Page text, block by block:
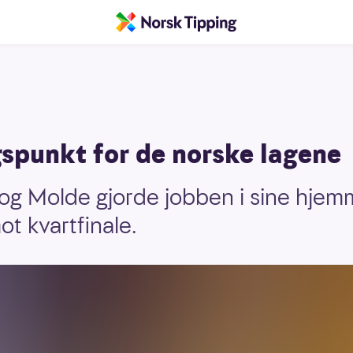
for de norske lagene
Molde gjorde jobben i sine
kvartfinale.